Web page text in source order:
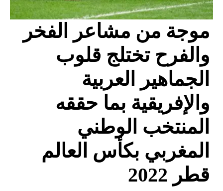
موجة من مشاعر الفخر
والفرح تختلج قلوب
الجماهير العربية
والإفريقية بما حققه
المنتخب الوطني
المغربي بكأس العالم
قطر 2022